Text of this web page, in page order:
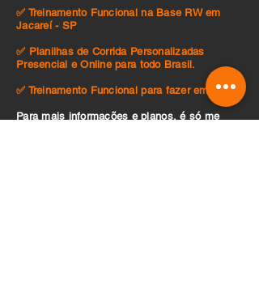
✅ Treinamento Funcional na Base RW em
Jacareí - SP
✅ Planilhas de Corrida Personalizadas
Presencial e Online para todo Brasil.
✅ Treinamento Funcional para fazer em casa
Para mais informações e planos, é só me